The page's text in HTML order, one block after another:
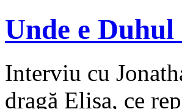
Unde e
Interviu cu
dragă Elisa, ce